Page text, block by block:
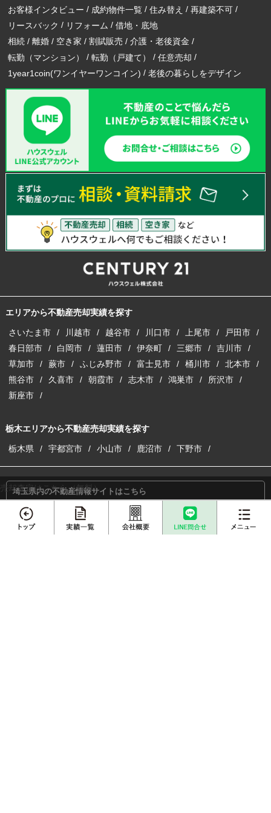
お客様インタビュー
成約物件一覧 住み替え
再建築不可
リースバック
リフォーム
借地・底地
相続
離婚 空き家 割賦販売
介護・老後資金
転勤（マンション）
転勤（戸建て）
任意売却
1year1coin(ワンイヤーワンコイン)
老後の暮らしをデザイン
エリアから不動産売却実績を探す
さいたま市 川越市 越谷市 川口市 上尾市
戸田市
春日部市
白岡市 蓮田市 伊奈町 三郷市
吉川市
草加市
蕨市 ふじみ野市 富士見市 桶川市
北本市
熊谷市
久喜市 朝霞市 志木市 鴻巣市
所沢市
新座市
栃木エリアから不動産売却実績を探す
栃木県 宇都宮市 小山市 鹿沼市 下野市
埼玉県内の不動産情報サイトはこちら
埼玉の注文建築サイトはこちら
売却査定はこちら（無料）